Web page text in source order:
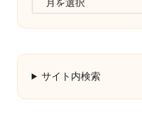
カ
サイト内検索